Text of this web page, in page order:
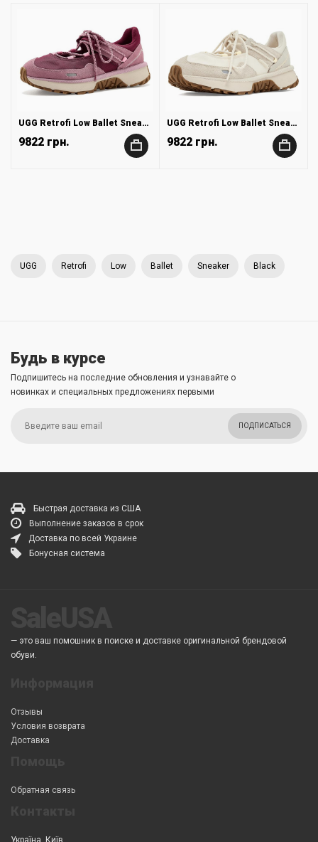
UGG Retrofi Low Ballet Sneaker
9822 грн. +
UGG Retrofi Low Ballet Sneaker
9822 грн. +
UGG Retrofi Low Ballet Sneaker Black
Будь в курсе
Подпишитесь на последние обновления и узнавайте о
новинках и специальных предложениях первыми
ПОДПИСАТЬСЯ
Быстрая доставка из США
Выполнение заказов в срок
Доставка по всей Украине
Бонусная система
— это ваш помошник в поиске и доставке оригинальной брендовой
обуви.
Отзывы
Условия возврата
Доставка
Обратная связь
Україна, Київ